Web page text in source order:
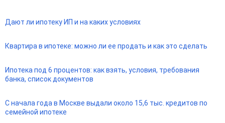
Дают ли ипотеку ИП и на каких условиях
Квартира в ипотеке: можно ли ее продать и как это сделать
Ипотека под 6 процентов: как взять, условия, требования
банка, список документов
С начала года в Москве выдали около 15,6 тыс. кредитов по
семейной ипотеке